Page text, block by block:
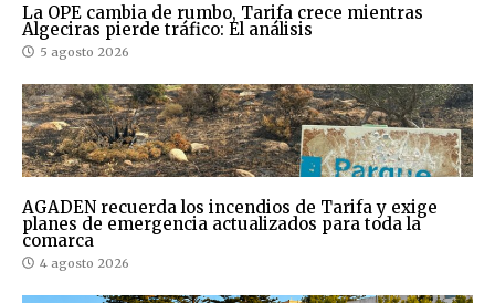
La OPE cambia de rumbo, Tarifa crece mientras
Algeciras pierde tráfico: El análisis
5 agosto 2026
AGADEN recuerda los incendios de Tarifa y exige
planes de emergencia actualizados para toda la
comarca
4 agosto 2026